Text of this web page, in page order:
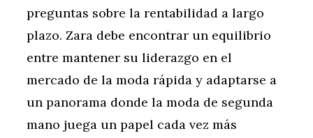
preguntas sobre la rentabilidad a largo
plazo. Zara debe encontrar un equilibrio
entre mantener su liderazgo en el
mercado de la moda rápida y adaptarse a
un panorama donde la moda de segunda
mano juega un papel cada vez más